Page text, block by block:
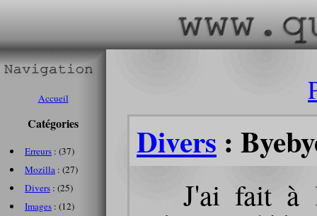
Divers :
J'ai fait à
Accueil
Catégories
Erreurs : (37)
Mozilla : (27)
Divers : (25)
Images : (12)